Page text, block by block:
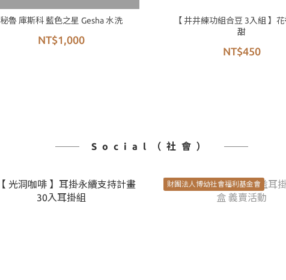
秘魯 庫斯科 藍色之星 Gesha 水洗
NT$1,000
【 井井練功組合豆 3入組 】
甜
NT$450
Social（社會）
財團法人博幼社會福利基金會